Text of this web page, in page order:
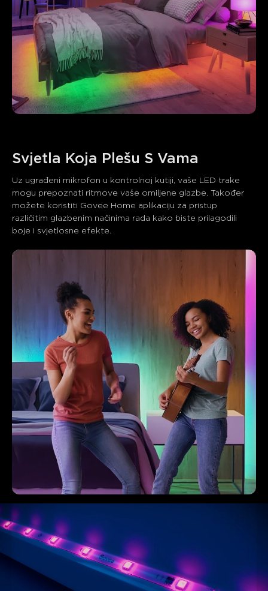
Uz ugrađeni mikrofon u kontrolnoj kutiji, vaše LED trake
mogu prepoznati ritmove vaše omiljene glazbe. Također
možete koristiti Govee Home aplikaciju za pristup
različitim glazbenim načinima rada kako biste prilagodili
boje i svjetlosne efekte.